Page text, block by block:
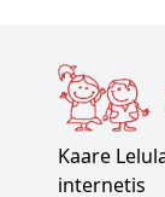
Kaare
internetis